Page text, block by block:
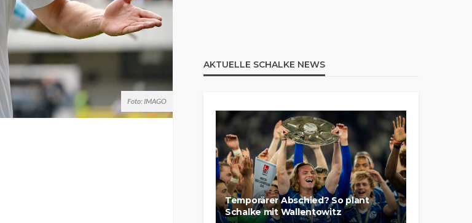
Foto: IMAGO
AKTUELLE SCHALKE NEWS
Temporärer Abschied? So plant
Schalke mit Wallentowitz